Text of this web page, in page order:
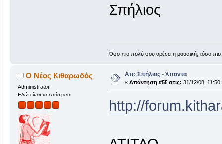
Σπήλιος
Όσο πιο πολύ σου αρέσει η μουσική, τόσο
Ο Νέος Κιθαρωδός
Administrator
Εδώ είναι το σπίτι μου
Απ: Σπήλιος - Άπαντα
« Απάντηση #55 στις: 31/12/08, 11:50
http://